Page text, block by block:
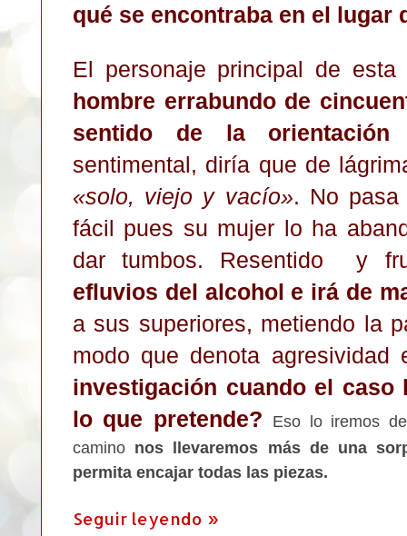
qué se encontraba en el lugar
El personaje principal de
hombre errabundo de
sentido de la orientación
sentimental, diría que de
«solo, viejo y vacío». No
fácil pues su mujer lo ha
dar tumbos. Resentido y
efluvios del alcohol e irá de
a sus superiores, metiendo la p
modo que denota agresividad
investigación cuando el caso
lo que pretende? Eso lo iremos d
camino nos llevaremos más de una
permita encajar todas las piezas.
Seguir leyendo »